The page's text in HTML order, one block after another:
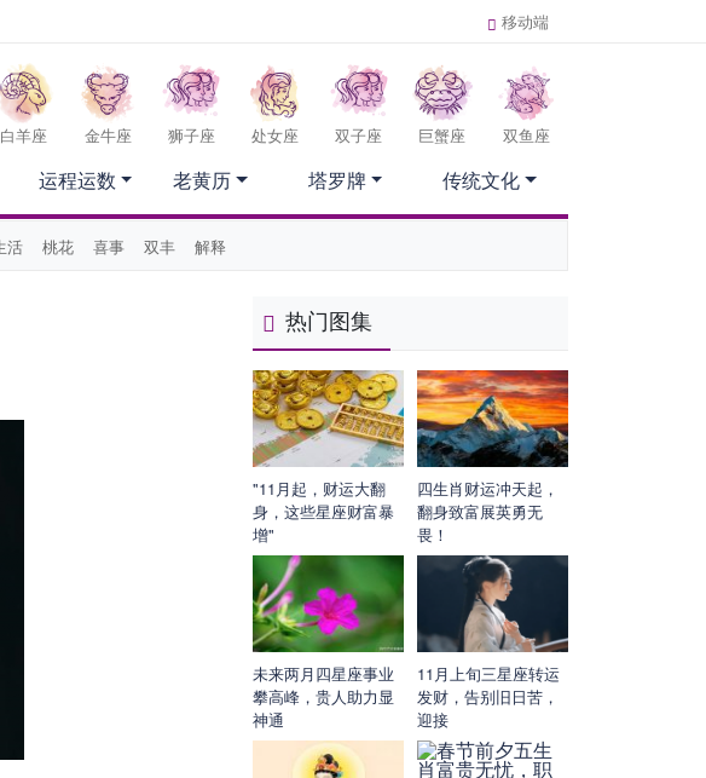
移动端
白羊座 金牛座 狮子座 处女座 双子座 巨蟹座 双鱼座
活 桃花 喜事 双丰 解释
运程运数 老黄历 塔罗牌 传统文化
热门图集
"11月起，财运大翻
身，这些星座财富暴
增"
四生肖财运冲天起，
翻身致富展英勇无
畏！
未来两月四星座事业
攀高峰，贵人助力显
神通
11月上旬三星座转运
发财，告别旧日苦，
迎接